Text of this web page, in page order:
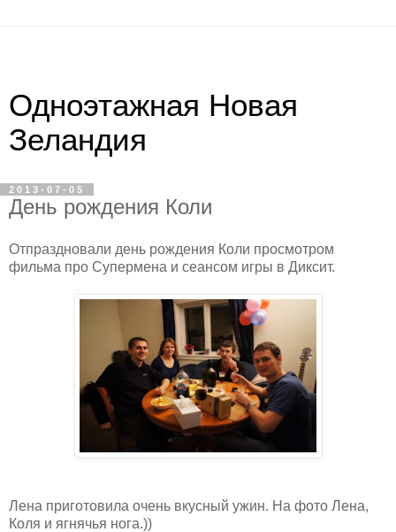
Одноэтажная Новая
Зеландия
2013-07-05
День рождения Коли
Отпраздновали день рождения Коли просмотром
фильма про Супермена и сеансом игры в Диксит.
Лена приготовила очень вкусный ужин. На фото Лена,
Коля и ягнячья нога.))